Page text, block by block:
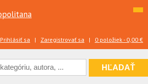
Prihlásiť sa | Zaregistrovať sa | 0 položiek - 0,00 €